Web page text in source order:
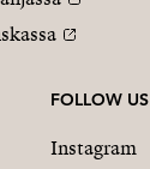
FOLLOW US
Instagram